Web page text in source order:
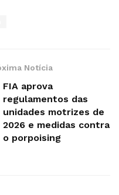
Notícia
FIA aprova
regulamentos das
unidades motrizes de
2026 e medidas contra
o porpoising